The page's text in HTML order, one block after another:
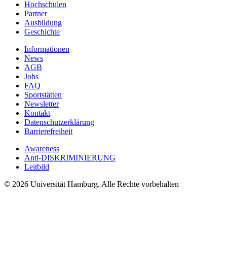
Hochschulen
Partner
Ausbildung
Geschichte
Informationen
News
AGB
Jobs
FAQ
Sportstätten
Newsletter
Kontakt
Datenschutzerklärung
Barrierefreiheit
Awareness
Anti-DISKRIMINIERUNG
Leitbild
© 2026 Universität Hamburg. Alle Rechte vorbehalten